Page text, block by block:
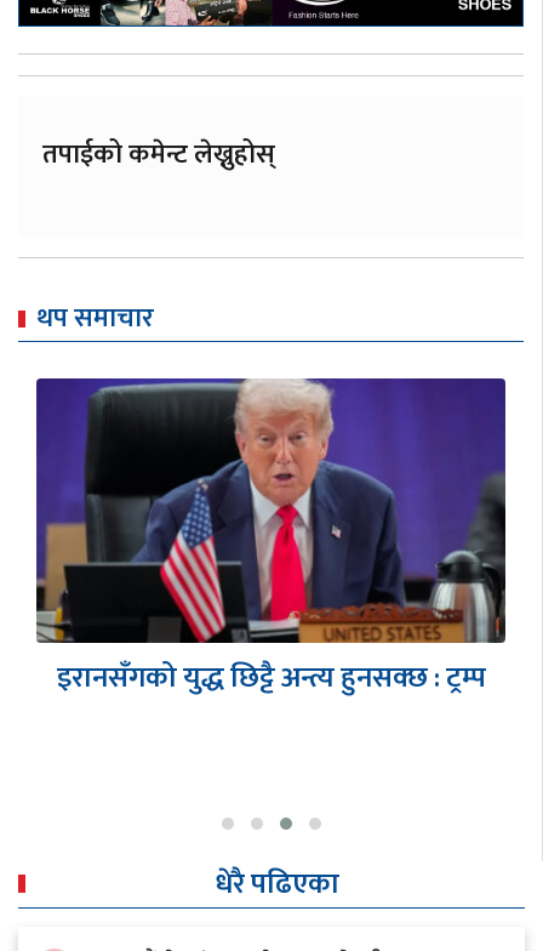
तपाईको कमेन्ट लेख्नुहोस्
थप समाचार
एनआरएनए एसिया प्याशिफिक सम्मेलनको
तयारी अन्तिम चरणमा- आरसी दीपक कंडेल,
धेरै पढिएका